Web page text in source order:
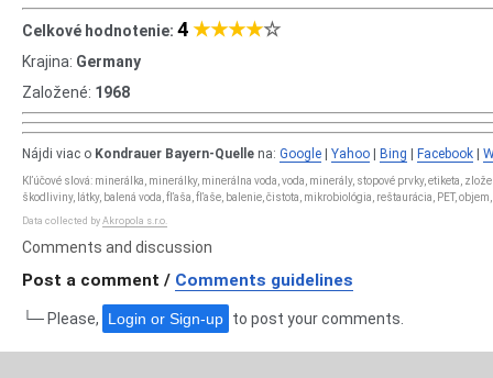
Celkové hodnotenie: 4★★★★☆
Krajina: Germany
Založené: 1968
Nájdi viac o Kondrauer Bayern-Quelle na: Google Yahoo Bing Facebook
Kľúčové slová: minerálka, minerálky, minerálna voda, voda, minerály, stopové prvky, etiketa,
škodliviny, látky, balená voda, fľaša, fľaše, balenie, čistota, mikrobiológia, reštaurácia, PET,
Data collected by Akropola s.r.o.
Comments and discussion
Post a comment / Comments guidelines
└─ Please, Login or Sign-up to post your comments.